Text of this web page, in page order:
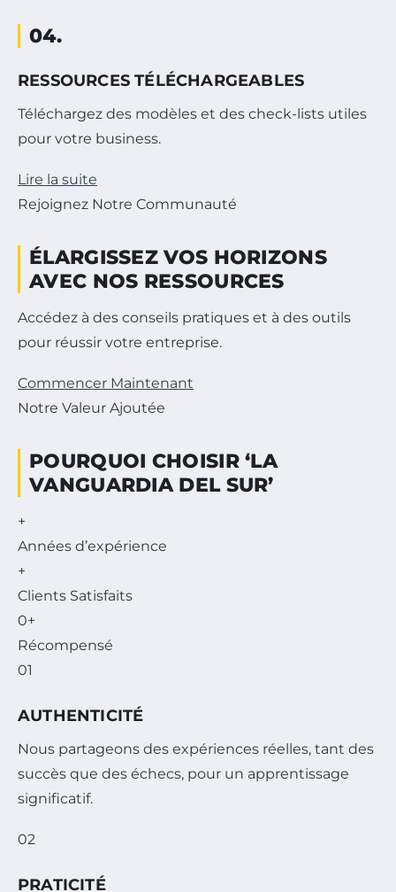
04.
RESSOURCES TÉLÉCHARGEABLES
Téléchargez des modèles et des check-lists utiles
pour votre business.
Lire la suite
Rejoignez Notre Communauté
ÉLARGISSEZ VOS HORIZONS
AVEC NOS RESSOURCES
Accédez à des conseils pratiques et à des outils
pour réussir votre entreprise.
Commencer Maintenant
Notre Valeur Ajoutée
POURQUOI CHOISIR ‘LA
VANGUARDIA DEL SUR’
+
Années d’expérience
+
Clients Satisfaits
0+
Récompensé
01
AUTHENTICITÉ
Nous partageons des expériences réelles, tant des
succès que des échecs, pour un apprentissage
significatif.
02
PRATICITÉ